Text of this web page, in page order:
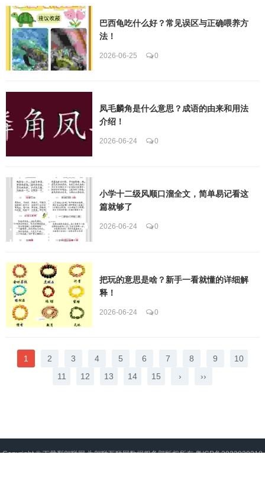
巴西龟吃什么好？常见误区与正确喂养方
法！
2026-06-25 0
凤毛麟角是什么意思？成语的由来和用法
介绍！
2026-06-24 0
小学十二级风顺口溜全文，简单易记看这
篇就够了
2026-06-24 0
把玩的意思是啥？新手一看就懂的详细解
释！
2026-06-24 0
1 2 3 4 5 6 7 8 9
10
11
12 13 14 15 › ››
Copyright ©下载梨翱联网为翱联互联网数据服务部版权所有粤ICP备2022020218